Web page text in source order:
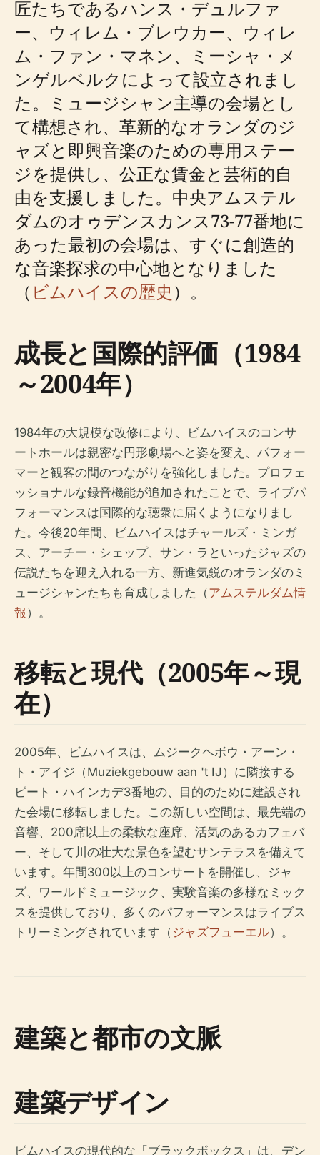
匠たちであるハンス・デュルファ
ー、ウィレム・ブレウカー、ウィレ
ム・ファン・マネン、ミーシャ・メ
ンゲルベルクによって設立されまし
た。ミュージシャン主導の会場とし
て構想され、革新的なオランダのジ
ャズと即興音楽のための専用ステー
ジを提供し、公正な賃金と芸術的自
由を支援しました。中央アムステル
ダムのオゥデンスカンス73-77番地に
あった最初の会場は、すぐに創造的
な音楽探求の中心地となりました
（ ビムハイスの歴史 ）。
成長と国際的評価（1984
～2004年）
1984年の大規模な改修により、ビムハイスのコンサ
ートホールは親密な円形劇場へと姿を変え、パフォー
マーと観客の間のつながりを強化しました。プロフェ
ッショナルな録音機能が追加されたことで、ライブパ
フォーマンスは国際的な聴衆に届くようになりまし
た。今後20年間、ビムハイスはチャールズ・ミンガ
ス、アーチー・シェップ、サン・ラといったジャズの
伝説たちを迎え入れる一方、新進気鋭のオランダのミ
ュージシャンたちも育成しました（アムステルダム情
報 ）。
移転と現代（2005年～現
在）
2005年、ビムハイスは、ムジークヘボウ・アーン・
ト・アイジ（Muziekgebouw aan 't IJ）に隣接する
ピート・ハインカデ3番地の、目的のために建設され
た会場に移転しました。この新しい空間は、最先端の
音響、200席以上の柔軟な座席、活気のあるカフェバ
ー、そして川の壮大な景色を望むサンテラスを備えて
います。年間300以上のコンサートを開催し、ジャ
ズ、ワールドミュージック、実験音楽の多様なミック
スを提供しており、多くのパフォーマンスはライブス
トリーミングされています（ ジャズフューエル）。
建築と都市の文脈
建築デザイン
ビムハイスの現代的な「ブラックボックス」は、デン